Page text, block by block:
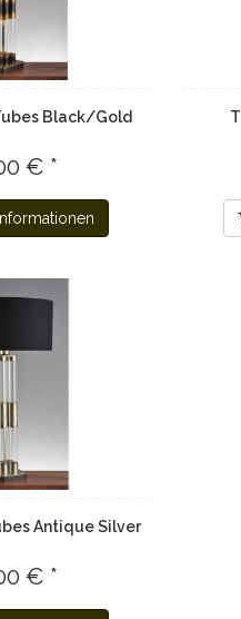
Black/Gold
€ *
Antique Silver
€ *